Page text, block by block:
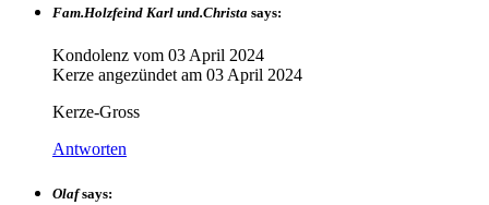
Fam.Holzfeind Karl und.Christa says:
Kondolenz vom 03 April 2024
Kerze angezündet am 03 April 2024
Kerze-Gross
Antworten
Olaf says: